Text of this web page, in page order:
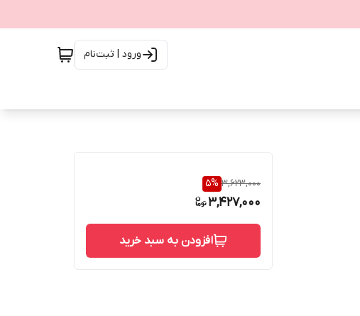
ورود | ثبت‌نام
3,623,000
5%
3,427,000
افزودن به سبد خرید